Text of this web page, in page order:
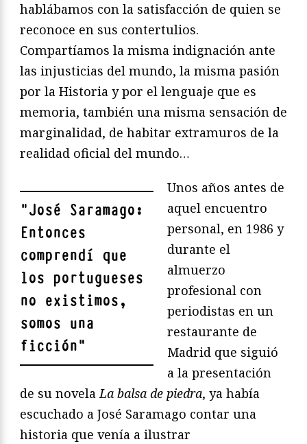
hablábamos con la satisfacción de quien se
reconoce en sus contertulios.
Compartíamos la misma indignación ante
las injusticias del mundo, la misma pasión
por la Historia y por el lenguaje que es
memoria, también una misma sensación de
marginalidad, de habitar extramuros de la
realidad oficial del mundo…
"José Saramago:
Entonces
comprendí que
los portugueses
no existimos,
somos una
ficción"
Unos años antes de
aquel encuentro
personal, en 1986 y
durante el
almuerzo
profesional con
periodistas en un
restaurante de
Madrid que siguió
a la presentación
de su novelaLa balsa de piedra, ya había
escuchado a José Saramago contar una
historia que venía a ilustrar